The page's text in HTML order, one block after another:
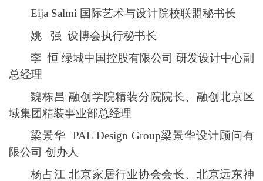
Eija Salmi 国际艺术与设计院校联盟秘书长
姚
强 设博会执行秘书长
李 恒 绿城中国控股有限公司 研发设计中心副
总经理
魏栋昌 融创学院精装分院院长、融创北京区
域集团精装事业部总经理
梁景华
PAL Design Group梁景华设计顾问有
限公司 创办人
杨占江 北京家居行业协会会长、北京远东神